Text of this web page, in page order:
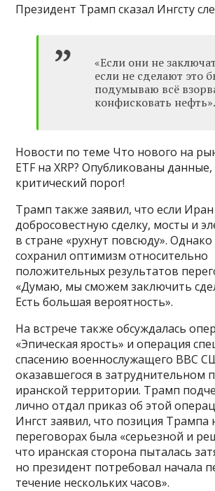
Президент Трамп сказал Ингсту
«Если они не
если не сделают это
подумываю всё
конфисковать нефть».
Новости по теме Что нового на
ETF на XRP? Опубликованы
критический порог!
Трамп также заявил, что если
добросовестную сделку, мосты и
в стране «рухнут повсюду».
сохранил оптимизм относительно
положительных результатов
«Думаю, мы сможем заключить
Есть большая вероятность».
На встрече также обсуждалась
«Эпическая ярость» и операция
спасению военнослужащего ВВС
оказавшегося в затруднительном
иранской территории. Трамп
лично отдал приказ об этой
Ингст заявил, что позиция Трампа
переговорах была «серьезной и
что иранская сторона пыталась
но президент потребовал начала
течение нескольких часов».